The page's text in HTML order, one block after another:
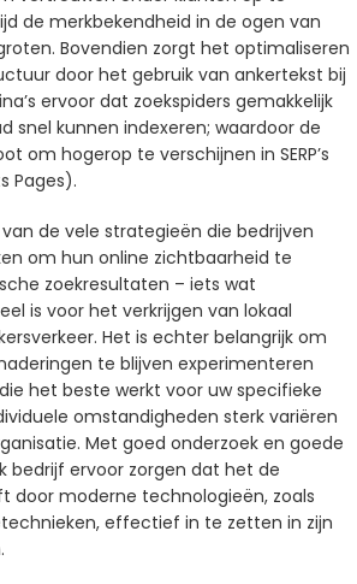
de merkbekendheid in de ogen van
Bovendien zorgt het optimaliseren
door het gebruik van ankertekst bij
ervoor dat zoekspiders gemakkelijk
snel kunnen indexeren; waardoor de
om hogerop te verschijnen in SERP’s
Pages).
de vele strategieën die bedrijven
om hun online zichtbaarheid te
zoekresultaten – iets wat
is voor het verkrijgen van lokaal
Het is echter belangrijk om
te blijven experimenteren
het beste werkt voor uw specifieke
omstandigheden sterk variëren
Met goed onderzoek en goede
bedrijf ervoor zorgen dat het de
door moderne technologieën, zoals
effectief in te zetten in zijn